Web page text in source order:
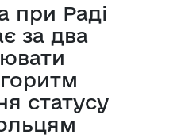
при Раді
за два
статусу